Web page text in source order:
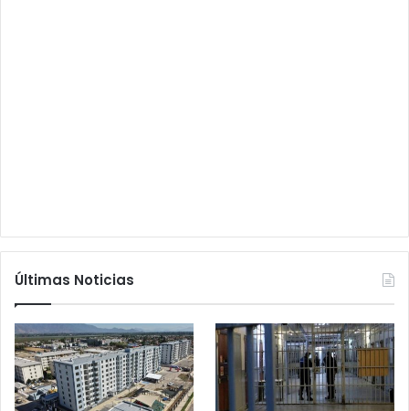
Últimas Noticias